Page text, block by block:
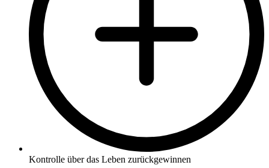
Kontrolle über das Leben zurückgewinnen